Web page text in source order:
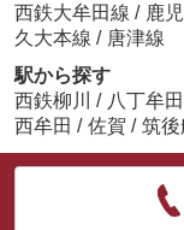
西鉄大牟田線 / 鹿
久大本線 / 唐津線
駅から探す
西鉄柳川
/ 八丁牟田
西牟田 / 佐賀 / 筑後